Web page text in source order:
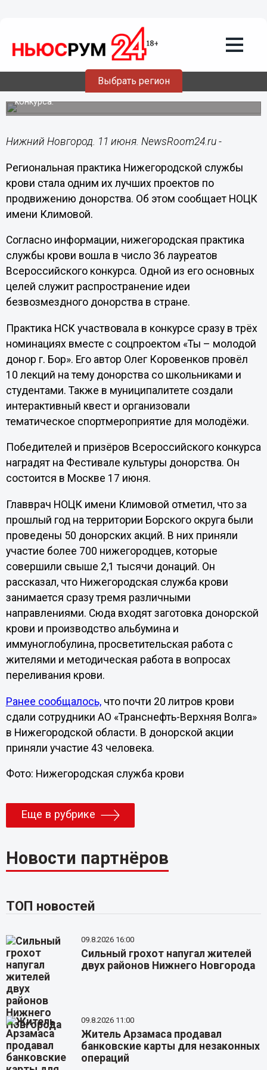
Выбрать регион
Практика Нижегородской службы
крови по донорству стала одной из
лучших в РФ
Она вошла в число 36 лауреатов Всероссийского
конкурса.
Нижний Новгород. 11 июня. NewsRoom24.ru -
Региональная практика Нижегородской службы
крови стала одним их лучших проектов по
продвижению донорства. Об этом сообщает НОЦК
имени Климовой.
Согласно информации, нижегородская практика
службы крови вошла в число 36 лауреатов
Всероссийского конкурса. Одной из его основных
целей служит распространение идеи
безвозмездного донорства в стране.
Практика НСК участвовала в конкурсе сразу в трёх
номинациях вместе с соцпроектом «Ты – молодой
донор г. Бор». Его автор Олег Коровенков провёл
10 лекций на тему донорства со школьниками и
студентами. Также в муниципалитете создали
интерактивный квест и организовали
тематическое спортмероприятие для молодёжи.
Победителей и призёров Всероссийского конкурса
наградят на Фестивале культуры донорства. Он
состоится в Москве 17 июня.
Главврач НОЦК имени Климовой отметил, что за
прошлый год на территории Борского округа были
проведены 50 донорских акций. В них приняли
участие более 700 нижегородцев, которые
совершили свыше 2,1 тысячи донаций. Он
рассказал, что Нижегородская служба крови
занимается сразу тремя различными
направлениями. Сюда входят заготовка донорской
крови и производство альбумина и
иммуноглобулина, просветительская работа с
жителями и методическая работа в вопросах
переливания крови.
Ранее сообщалось,что почти 20 литров крови
сдали сотрудники АО «Транснефть-Верхняя Волга»
в Нижегородской области. В донорской акции
приняли участие 43 человека.
Фото: Нижегородская служба крови
Еще в рубрике
Новости партнёров
ТОП новостей
09.8.2026 16:00
Сильный грохот напугал жителей
двух районов Нижнего Новгорода
09.8.2026 11:00
Житель Арзамаса продавал
банковские карты для незаконных
операций